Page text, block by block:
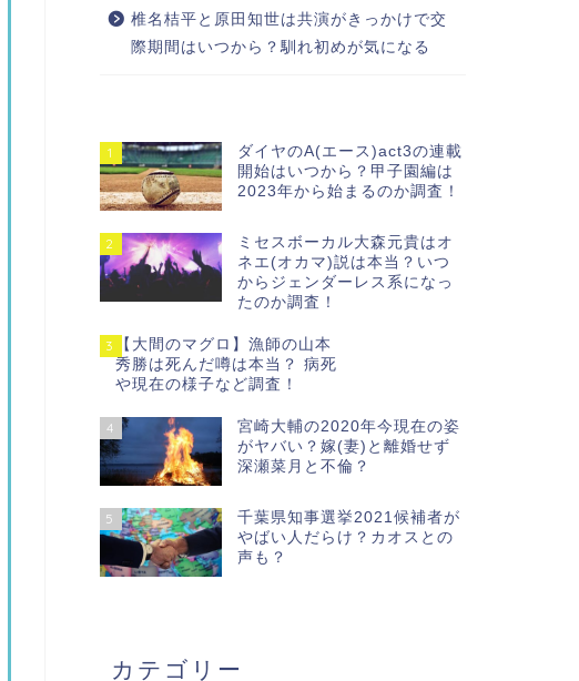
椎名桔平と原田知世は共演がきっかけで交
際期間はいつから？馴れ初めが気になる
1
ダイヤのA(エース)act3の連載
開始はいつから？甲子園編は
2023年から始まるのか調査！
2
ミセスボーカル大森元貴はオ
ネエ(オカマ)説は本当？いつ
からジェンダーレス系になっ
たのか調査！
3
【大間のマグロ】漁師の山本
秀勝は死んだ噂は本当？ 病死
や現在の様子など調査！
4
宮崎大輔の2020年今現在の姿
がヤバい？嫁(妻)と離婚せず
深瀬菜月と不倫？
5
千葉県知事選挙2021候補者が
やばい人だらけ？カオスとの
声も？
カテゴリー